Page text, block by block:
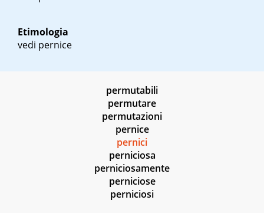
Etimologia
vedi pernice
permutabili
permutare
permutazioni
pernice
pernici
perniciosa
perniciosamente
perniciose
perniciosi